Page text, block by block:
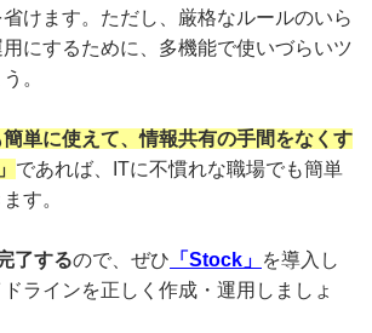
けます。ただし、厳格なルールのいら
にするために、多機能で使いづらいツ
。
単に使えて、情報共有の手間をなくす
であれば、ITに不慣れな職場でも簡単
す。
了するので、ぜひ 「Stock」 を導入し
ラインを正しく作成・運用しましょ